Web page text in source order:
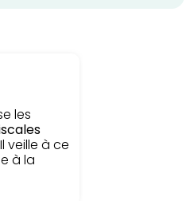
les
veille à ce
à la